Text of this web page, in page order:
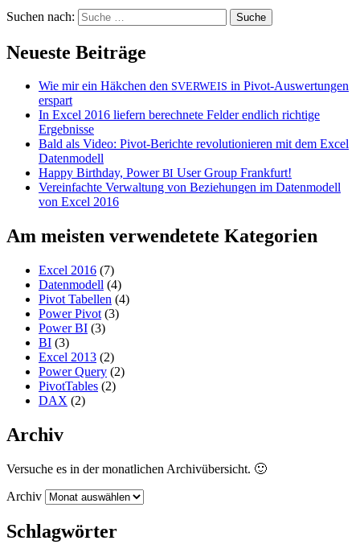
Suchen nach:
Neueste Beiträge
Wie mir ein Häkchen den SVERWEIS in Pivot-Auswertungen
erspart
In Excel 2016 liefern berechnete Felder endlich richtige
Ergebnisse
Bald als Video: Pivot-Berichte revolutionieren mit dem Excel
Datenmodell
Happy Birthday, PowerBI User Group Frankfurt!
Vereinfachte Verwaltung von Beziehungen im Datenmodell
von Excel 2016
Am meisten verwendetete Kategorien
Excel 2016 (7)
Datenmodell (4)
Pivot Tabellen (4)
Power Pivot (3)
Power BI (3)
BI (3)
Excel 2013 (2)
Power Query (2)
PivotTables (2)
DAX (2)
Archiv
Versuche es in der monatlichen Archivübersicht. 🙂
Archiv
Schlagwörter